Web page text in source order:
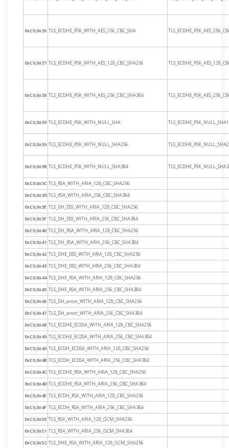
0xC0,0x36 TLS_ECDHE_PSK_WITH_AES_256_CBC_SHA
0xC0,0x37 TLS_ECDHE_PSK_WITH_AES_128_CBC_SHA256
0xC0,0x38 TLS_ECDHE_PSK_WITH_AES_256_CBC_SHA384
0xC0,0x39 TLS_ECDHE_PSK_WITH_NULL_SHA TLS_ECDHE_PSK_NULL_SHA1
0xC0,0x3A TLS_ECDHE_PSK_WITH_NULL_SHA256
0xC0,0x3B TLS_ECDHE_PSK_WITH_NULL_SHA384
0xC0,0x3C TLS_RSA_WITH_ARIA_128_CBC_SHA256
0xC0,0x3D TLS_RSA_WITH_ARIA_256_CBC_SHA384
0xC0,0x3E TLS_DH_DSS_WITH_ARIA_128_CBC_SHA256
0xC0,0x3F TLS_DH_DSS_WITH_ARIA_256_CBC_SHA384
0xC0,0x40 TLS_DH_RSA_WITH_ARIA_128_CBC_SHA256
0xC0,0x41 TLS_DH_RSA_WITH_ARIA_256_CBC_SHA384
0xC0,0x42 TLS_DHE_DSS_WITH_ARIA_128_CBC_SHA256
0xC0,0x43 TLS_DHE_DSS_WITH_ARIA_256_CBC_SHA384
0xC0,0x44 TLS_DHE_RSA_WITH_ARIA_128_CBC_SHA256
0xC0,0x45 TLS_DHE_RSA_WITH_ARIA_256_CBC_SHA384
0xC0,0x46 TLS_DH_anon_WITH_ARIA_128_CBC_SHA256
0xC0,0x47 TLS_DH_anon_WITH_ARIA_256_CBC_SHA384
0xC0,0x48 TLS_ECDHE_ECDSA_WITH_ARIA_128_CBC_SHA256
0xC0,0x49 TLS_ECDHE_ECDSA_WITH_ARIA_256_CBC_SHA384
0xC0,0x4A TLS_ECDH_ECDSA_WITH_ARIA_128_CBC_SHA256
0xC0,0x4B TLS_ECDH_ECDSA_WITH_ARIA_256_CBC_SHA384
0xC0,0x4C TLS_ECDHE_RSA_WITH_ARIA_128_CBC_SHA256
0xC0,0x4D TLS_ECDHE_RSA_WITH_ARIA_256_CBC_SHA384
0xC0,0x4E TLS_ECDH_RSA_WITH_ARIA_128_CBC_SHA256
0xC0,0x4F TLS_ECDH_RSA_WITH_ARIA_256_CBC_SHA384
0xC0,0x50 TLS_RSA_WITH_ARIA_128_GCM_SHA256
0xC0,0x51 TLS_RSA_WITH_ARIA_256_GCM_SHA384
0xC0,0x52 TLS_DHE_RSA_WITH_ARIA_128_GCM_SHA256